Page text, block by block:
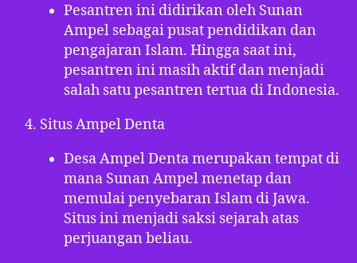
Pesantren ini didirikan oleh Sunan
Ampel sebagai pusat pendidikan dan
pengajaran Islam. Hingga saat ini,
pesantren ini masih aktif dan menjadi
salah satu pesantren tertua di Indonesia.
Situs Ampel Denta
Desa Ampel Denta merupakan tempat di
mana Sunan Ampel menetap dan
memulai penyebaran Islam di Jawa.
Situs ini menjadi saksi sejarah atas
perjuangan beliau.